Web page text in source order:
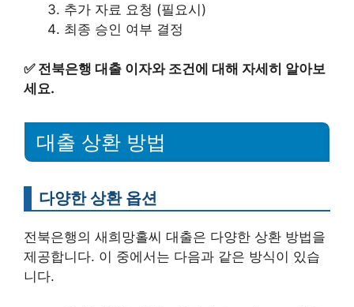
추가 자료 요청 (필요시)
최종 승인 여부 결정
✅ 전북은행 대출 이자와 조건에 대해 자세히 알아보
세요.
대출 상환 방법
다양한 상환 옵션
전북은행의 새희망홀씨 대출은 다양한 상환 방법을
제공합니다. 이 중에서는 다음과 같은 방식이 있습
니다.